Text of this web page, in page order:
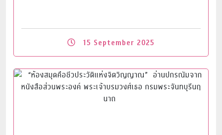
15 September 2025
Read More